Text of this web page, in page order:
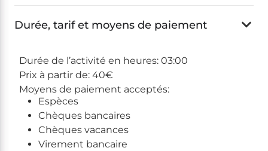
Durée, tarif et moyens de paiement
Durée de l’activité en heures: 03:00
Prix à partir de: 40€
Moyens de paiement acceptés:
Espèces
Chèques bancaires
Chèques vacances
Virement bancaire